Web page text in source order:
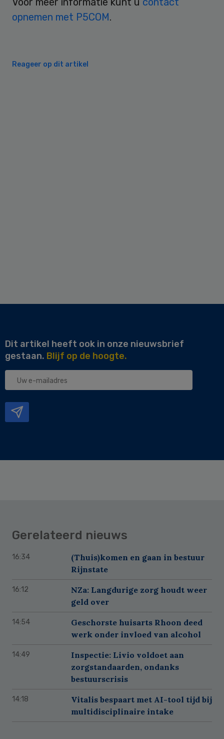
opnemen met P5COM.
Reageer op dit artikel
Dit artikel heeft ook in onze nieuwsbrief
gestaan. Blijf op de hoogte.
Uw
Gerelateerd nieuws
16:34
(Thuis)komen en gaan in bestuur
Rijnstate
16:12
NZa: Langdurige zorg houdt weer
geld over
14:54
Geschorste huisarts Rhoon deed
werk onder invloed van alcohol
14:49
Inspectie: Livio voldoet aan
zorgstandaarden, ondanks
bestuurscrisis
14:18
Vitalis bespaart met AI-tool tijd bij
multidisciplinaire intake